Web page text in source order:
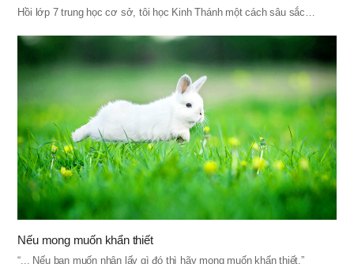
Hồi lớp 7 trung học cơ sở, tôi học Kinh Thánh một cách sâu sắc…
Nếu mong muốn khẩn thiết
“... Nếu bạn muốn nhận lấy gì đó thì hãy mong muốn khẩn thiết.”